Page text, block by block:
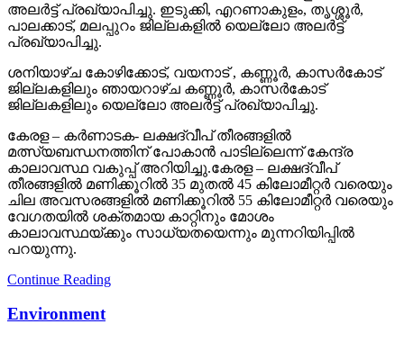
അലര്‍ട്ട് പ്രഖ്യാപിച്ചു. ഇടുക്കി, എറണാകുളം, തൃശ്ശൂര്‍,
പാലക്കാട്, മലപ്പുറം ജില്ലകളില്‍ യെല്ലോ അലര്‍ട്ട്
പ്രഖ്യാപിച്ചു.
ശനിയാഴ്ച കോഴിക്കോട്, വയനാട് , കണ്ണൂര്‍, കാസര്‍കോട്
ജില്ലകളിലും ഞായറാഴ്ച കണ്ണൂര്‍, കാസര്‍കോട്
ജില്ലകളിലും യെല്ലോ അലര്‍ട്ട് പ്രഖ്യാപിച്ചു.
കേരള – കര്‍ണാടക- ലക്ഷദ്വീപ് തീരങ്ങളില്‍
മത്സ്യബന്ധനത്തിന് പോകാന്‍ പാടില്ലെന്ന് കേന്ദ്ര
കാലാവസ്ഥ വകുപ്പ് അറിയിച്ചു.കേരള – ലക്ഷദ്വീപ്
തീരങ്ങളില്‍ മണിക്കൂറില്‍ 35 മുതല്‍ 45 കിലോമീറ്റര്‍ വരെയും
ചില അവസരങ്ങളില്‍ മണിക്കൂറില്‍ 55 കിലോമീറ്റര്‍ വരെയും
വേഗതയില്‍ ശക്തമായ കാറ്റിനും മോശം
കാലാവസ്ഥയ്ക്കും സാധ്യതയെന്നും മുന്നറിയിപ്പില്‍
പറയുന്നു.
Continue Reading
Environment